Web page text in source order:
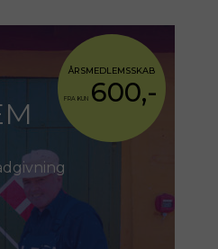
ÅRSMEDLEMSSKAB
FRA KUN 600,-